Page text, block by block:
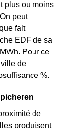
plus ou moins
peut
fait
EDF de sa
Pour ce
de
%.
de
produisent